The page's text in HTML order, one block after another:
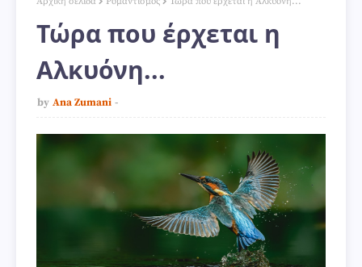
Τώρα που έρχεται η
Αλκυόνη...
by Ana Zumani